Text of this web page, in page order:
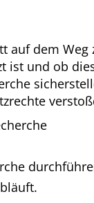
auf dem
ist und ob